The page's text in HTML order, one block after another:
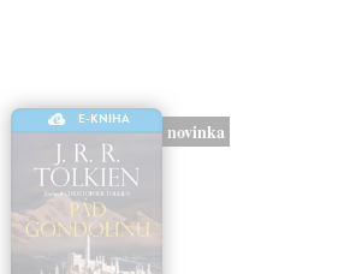
E-KNIHA
novinka